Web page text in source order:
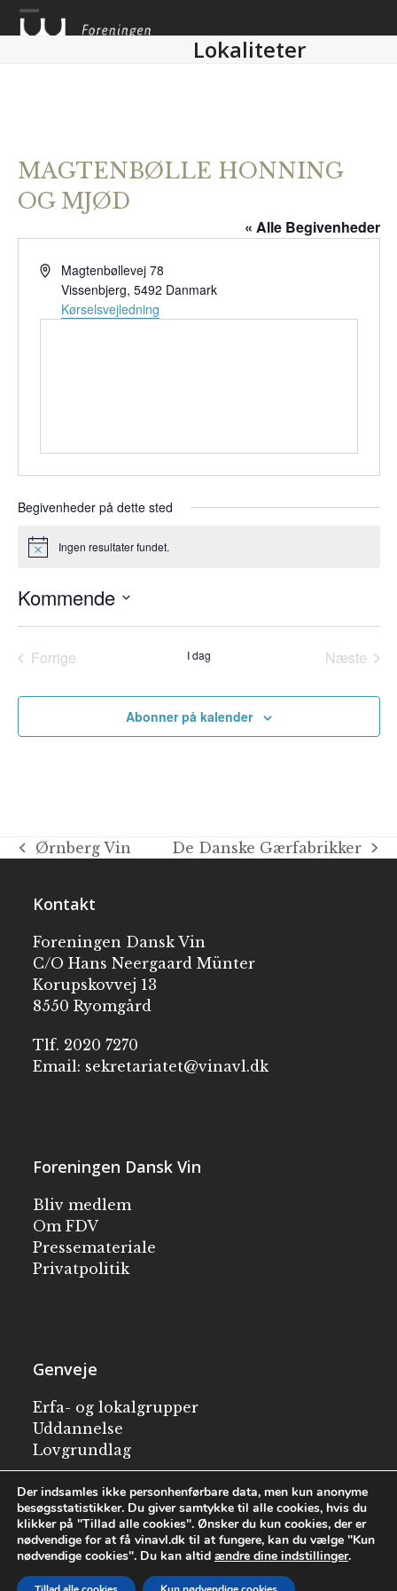
Skip
to
Lokaliteter
MAGTENBØLLE HONNING
OG MJØD
« Alle Begivenheder
AdresseMagtenbøllevej 78
Vissenbjerg, 5492 Danmark
Kørselsvejledning
Begivenheder på dette sted
Notice Ingen resultater fundet.
Kommende
Vælg
Forrige
I dag
Næste
Abonner på kalender
Ørnberg Vin De Danske Gærfabrikker
Kontakt
Foreningen Dansk Vin
C/O Hans Neergaard Münter
Korupskovvej 13
8550 Ryomgård
Tlf. 2020 7270
Email: sekretariatet@vinavl.dk
Foreningen Dansk Vin
Bliv medlem
Om FDV
Pressemateriale
Privatpolitik
Genveje
Erfa- og lokalgrupper
Uddannelse
Lovgrundlag
Besøg en vingård
English
Der indsamles ikke personhenførbare data, men kun anonyme
besøgsstatistikker. Du giver samtykke til alle cookies, hvis du
klikker på "Tillad alle cookies". Ønsker du kun cookies, der er
nødvendige for at få vinavl.dk til at fungere, kan du vælge "Kun
nødvendige cookies". Du kan altid ændre dine indstillinger.